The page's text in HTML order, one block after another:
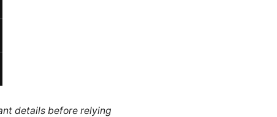
details before relying